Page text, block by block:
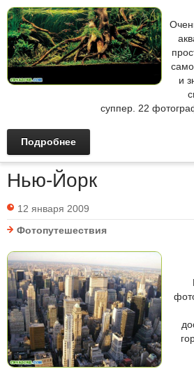
и
суппер. 22
Подробнее
Нью-Йорк
12 января 2009
Фотопутешествия